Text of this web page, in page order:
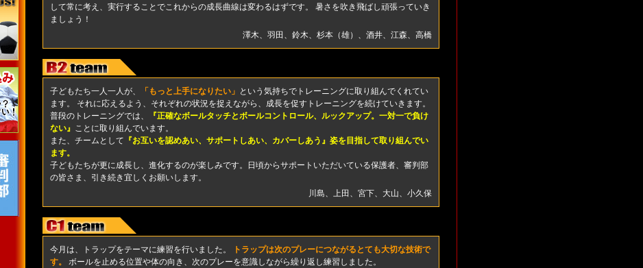
して常に考え、実行することでこれからの成長曲線は変わるはずです。 暑さを吹き飛ばし頑張っていき
ましょう！
澤木、羽田、鈴木、杉本（雄）、酒井、江森、高橋
子どもたち一人一人が、 「もっと上手になりたい」 という気持ちでトレーニングに取り組んでくれてい
ます。 それに応えるよう、それぞれの状況を捉えながら、成長を促すトレーニングを続けていきます。
普段のトレーニングでは、
『正確なボールタッチとボールコントロール、ルックアップ。一対一で負け
ない』 ことに取り組んでいます。
また、チームとして 『お互いを認めあい、サポートしあい、カバーしあう』姿を目指して取り組んでい
ます。
子どもたちが更に成長し、進化するのが楽しみです。日頃からサポートいただいている保護者、審判部
の皆さま、引き続き宜しくお願いします。
川島、上田、宮下、大山、小久保
今月は、トラップをテーマに練習を行いました。
トラップは次のプレーにつながるとても大切な技術で
す。
ボールを止める位置や体の向き、次のプレーを意識しながら繰り返し練習しました。